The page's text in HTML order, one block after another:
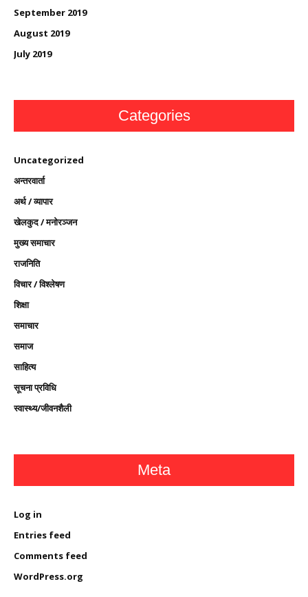
September 2019
August 2019
July 2019
Categories
Uncategorized
अन्तरवार्ता
अर्थ / व्यापार
खेलकुद / मनोरञ्जन
मुख्य समाचार
राजनिति
विचार / विश्लेषण
शिक्षा
समाचार
समाज
साहित्य
सूचना प्रविधि
स्वास्थ्य/जीवनशैली
Meta
Log in
Entries feed
Comments feed
WordPress.org